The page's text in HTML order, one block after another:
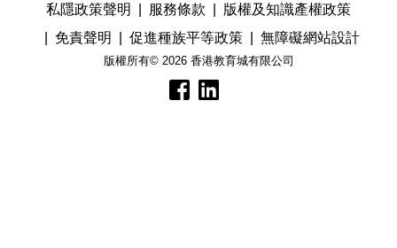
版權所有© 2026 香港教育城有限公司
私隱政策聲明 服務條款
版權及知識產權政策
免責聲明
促進種族平等政策 無障礙網站設計